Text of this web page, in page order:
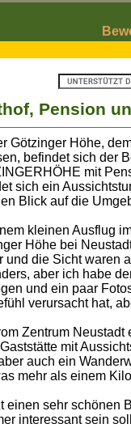
Pension
Götzinger Höhe,
befindet sich der
mit
sich ein
Blick auf die
kleinen Ausflug
Höhe bei
und die Sicht waren
aber ich habe
und ein paar
verursacht hat,
Zentrum Neustadt
mit
auch ein
mehr als einem
einen sehr schönen
interessant sein